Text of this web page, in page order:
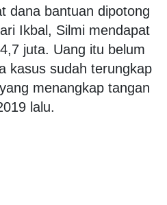
dana bantuan dipotong
Ikbal, Silmi mendapat
juta. Uang itu belum
kasus sudah terungkap
menangkap tangan
lalu.